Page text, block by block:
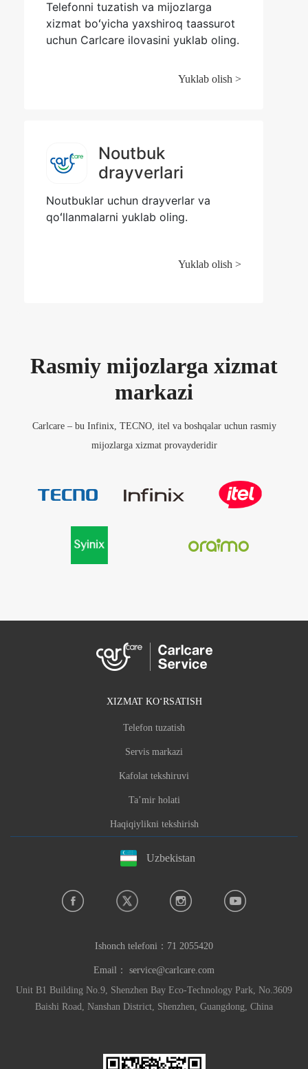
Telefonni tuzatish va mijozlarga
xizmat boʻyicha yaxshiroq taassurot
uchun Carlcare ilovasini yuklab oling.
Yuklab olish >
Noutbuk
drayverlari
Noutbuklar uchun drayverlar va
qoʻllanmalarni yuklab oling.
Yuklab olish >
Rasmiy mijozlarga xizmat
markazi
Carlcare – bu Infinix, TECNO, itel va boshqalar uchun rasmiy
mijozlarga xizmat provayderidir
XIZMAT KOʻRSATISH
Telefon tuzatish
Servis markazi
Kafolat tekshiruvi
Taʼmir holati
Haqiqiylikni tekshirish
Uzbekistan
Ishonch telefoni： 71 2055420
Email： service@carlcare.com
Unit B1 Building No.9, Shenzhen Bay Eco-Technology Park, No.3609
Baishi Road, Nanshan District, Shenzhen, Guangdong, China